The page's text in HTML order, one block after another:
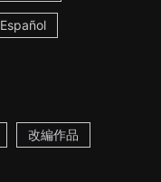
Español
改編作品